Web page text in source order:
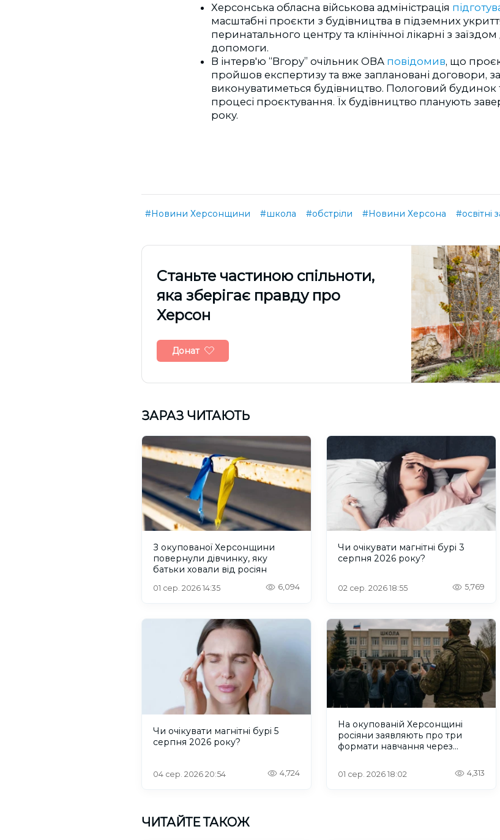
Херсонська обласна військова адміністрація
масштабні проєкти з будівництва в підземних
перинатального центру та клінічної лікарні з
допомоги.
В інтерв'ю “Вгору” очільник ОВА повідомив, що
пройшов експертизу та вже заплановані договори,
виконуватиметься будівництво. Пологовий будинок
процесі проєктування. Їх будівництво планують
року.
#Новини Херсонщини #школа #обстріли #Новини Херсона #освітні
Cтаньте частиною спільноти,
яка зберігає правду про
Херсон
Донат
ЗАРАЗ ЧИТАЮТЬ
З окупованої Херсонщини
повернули дівчинку, яку
батьки ховали від росіян
01 сер. 2026 14:35 6,094
Чи очікувати магнітні бурі 3
серпня 2026 року?
02 сер. 2026 18:55 5,769
Чи очікувати магнітні бурі 5
серпня 2026 року?
04 сер. 2026 20:54 4,724
На окупованій Херсонщині
росіяни заявляють про три
формати навчання через
01 сер. 2026 18:02 4,313
ЧИТАЙТЕ ТАКОЖ